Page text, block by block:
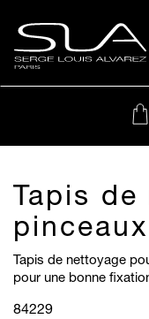
Tapis
Tapis de nettoyage
pour une bonne
84229